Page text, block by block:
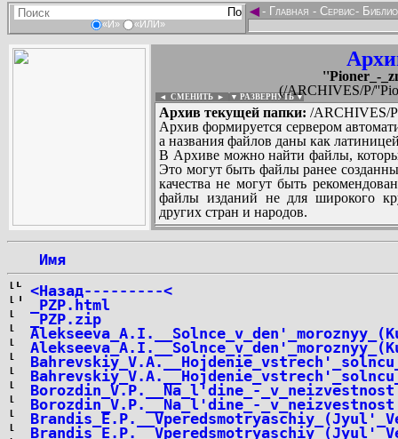
«И» «ИЛИ»
◄- Главная - Сервис-
''Pioner_-
(/ARCHIVES/P/
◄ СМЕНИТЬ ► ▼ РАЗВЕРНУТЬ ▼
Архив текущей папки: /ARCHIVES/
Архив формируется сервером
а названия файлов даны как
В Архиве можно найти файлы,
Это могут быть файлы ранее
качества не могут быть
файлы изданий не для широкого
других стран и народов.
Имя
<Назад---------<
_PZP.html
_PZP.zip
Borozdin_V.P.__Na_l'dine_-
Borozdin_V.P.__Na_l'dine_-